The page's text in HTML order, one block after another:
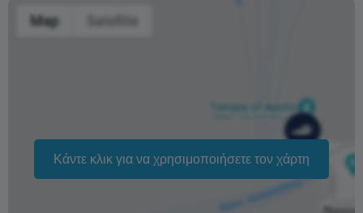
Εάν η νέα ημερομηνία δεν σας εξυπηρετεί, θα λάβετε
τη διαθεσιμότητα και δεν μπορεί να εγγυηθεί. Οι τιμές
ενδέχεται επίσης να διαφέρουν ανάλογα με την περίοδο.
Η φράση «Δωρεάν ακύρωση» σημαίνει ότι δεν υπάρχει
επιπλέον χρέωση από εμάς για την επεξεργασία
Κάντε κλικ για να χρησιμοποιήσετε τον χάρτη